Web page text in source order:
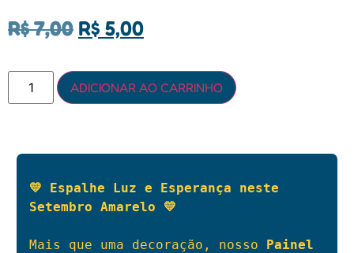
R$7,00 R$ 5,00
ADICIONAR AO CARRINHO
💛 Espalhe Luz e Esperança neste
Setembro Amarelo 💛
Mais que uma decoração, nosso Painel